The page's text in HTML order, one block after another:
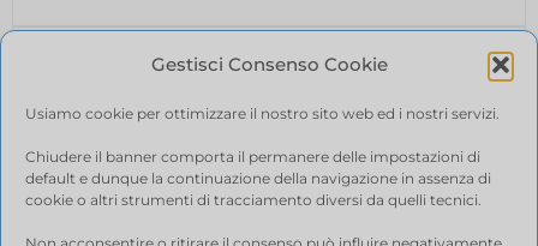
Gestisci Consenso Cookie
Usiamo cookie per ottimizzare il nostro sito web ed i nostri servizi.
Chiudere il banner comporta il permanere delle impostazioni di
default e dunque la continuazione della navigazione in assenza di
cookie o altri strumenti di tracciamento diversi da quelli tecnici.
I tuoi pagamenti online sono protetti e accettiamo il
RIMBORSI E RESI
Politica di reso
SPEDIZIONE